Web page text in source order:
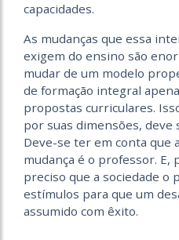
capacidades.
As mudanças que essa
exigem do ensino são
mudar de um modelo
de formação integral
propostas curriculares.
por suas dimensões, deve
Deve-se ter em conta que
mudança é o professor. E,
preciso que a sociedade o
estímulos para que um
assumido com êxito.